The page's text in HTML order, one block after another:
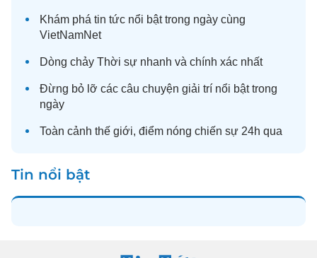
Khám phá tin tức nổi bật trong ngày cùng
VietNamNet
Dòng chảy Thời sự nhanh và chính xác nhất
Đừng bỏ lỡ các câu chuyện giải trí nổi bật trong
ngày
Toàn cảnh thế giới, điểm nóng chiến sự 24h qua
Tin nổi bật